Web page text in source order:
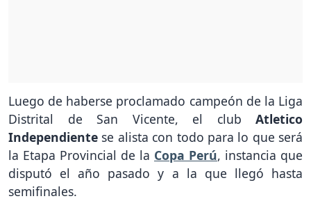
Luego de haberse proclamado campeón de la Liga
Distrital de San Vicente, el club Atletico
Independiente se alista con todo para lo que será
la Etapa Provincial de la Copa Perú, instancia que
disputó el año pasado y a la que llegó hasta
semifinales.